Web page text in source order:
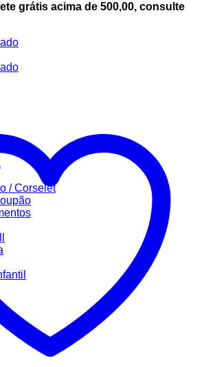
grátis acima de 500,00, consulte
/ Corselet